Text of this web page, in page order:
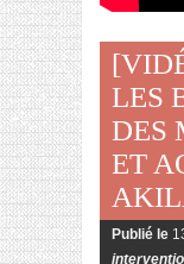
LES
DES
ET
Publié le